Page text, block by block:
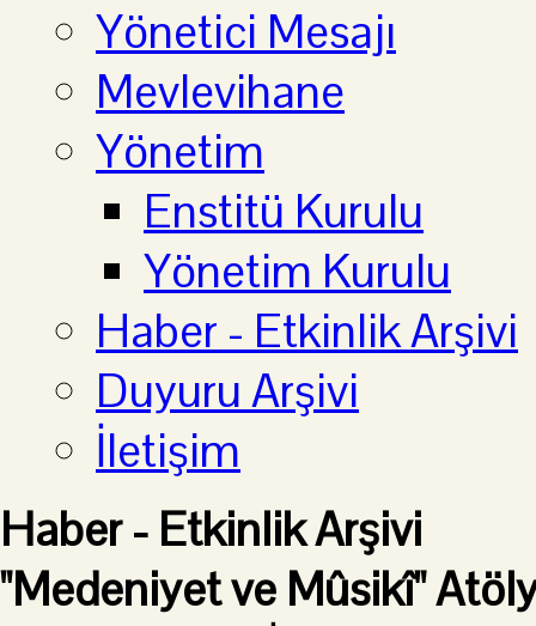
Yönetici Mesajı
Mevlevihane
Yönetim
Enstitü Kurulu
Yönetim Kurulu
Haber - Etkinlik Arşivi
Duyuru Arşivi
İletişim
Haber - Etkinlik Arşivi
"Medeniyet ve Mûsikî"